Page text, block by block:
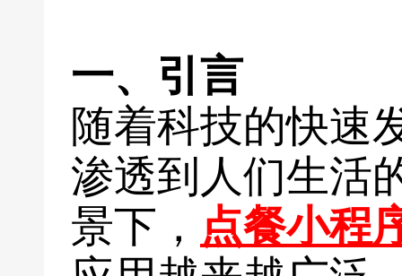
一、引言
随着科技的快速
渗透到人们生活
景下， 点餐小程